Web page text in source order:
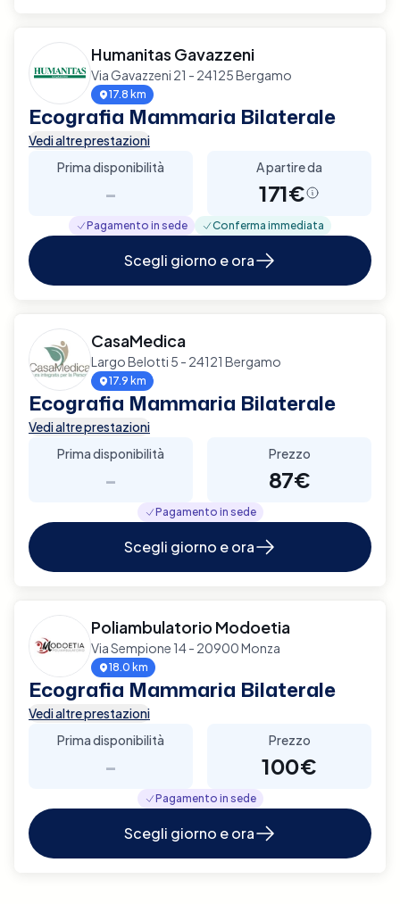
Humanitas Gavazzeni
Via Gavazzeni 21 - 24125 Bergamo
17.8 km
Ecografia Mammaria Bilaterale
Vedi altre prestazioni
Prima disponibilità
-
A partire da
171€
Pagamento in sede Conferma immediata
Scegli giorno e ora
CasaMedica
Largo Belotti 5 - 24121 Bergamo
17.9 km
Ecografia Mammaria Bilaterale
Vedi altre prestazioni
Prima disponibilità
-
Prezzo
87€
Pagamento in sede
Scegli giorno e ora
Poliambulatorio Modoetia
Via Sempione 14 - 20900 Monza
18.0 km
Ecografia Mammaria Bilaterale
Vedi altre prestazioni
Prima disponibilità
-
Prezzo
100€
Pagamento in sede
Scegli giorno e ora